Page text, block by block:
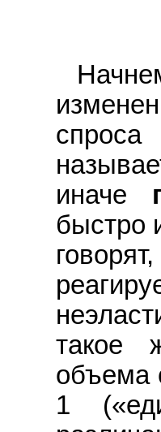
иначе
быстро
такое
объема
1